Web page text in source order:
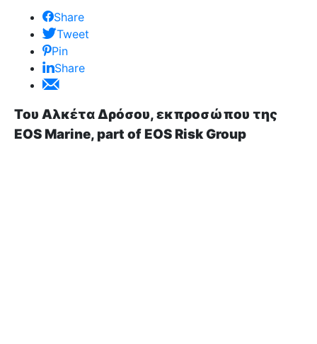
Share
Tweet
Pin
Share
Του Αλκέτα Δρόσου, εκπροσώπου της
EOS Marine, part of EOS Risk Group